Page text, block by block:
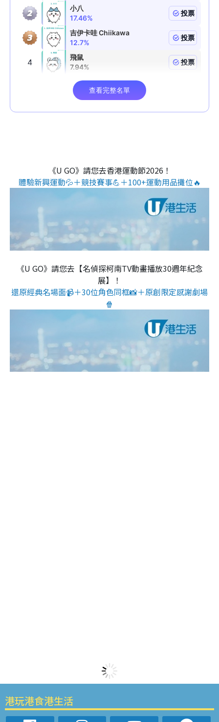
《U GO》請您去香港運動節2026！
體驗新興運動💦＋競技賽事💪＋100+運動用品攤位🔥
《U GO》請您去【名偵探柯南TV動畫播放30週年紀念
展】！
還原經典名場面📹＋30位角色同框📸＋原創限定感謝劇場
🍿
港玩港食港生活